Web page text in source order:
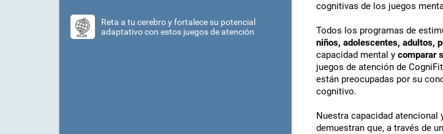
Reta a tu cerebro y fortalece su potencial
adaptativo con estos juegos de atención
cognitivas de los juegos
Todos los programas de
niños, adolescentes, adultos,
capacidad mental y comparar
juegos de atención de
están preocupadas por su
cognitivo.
Nuestra capacidad
demuestran que, a través de un